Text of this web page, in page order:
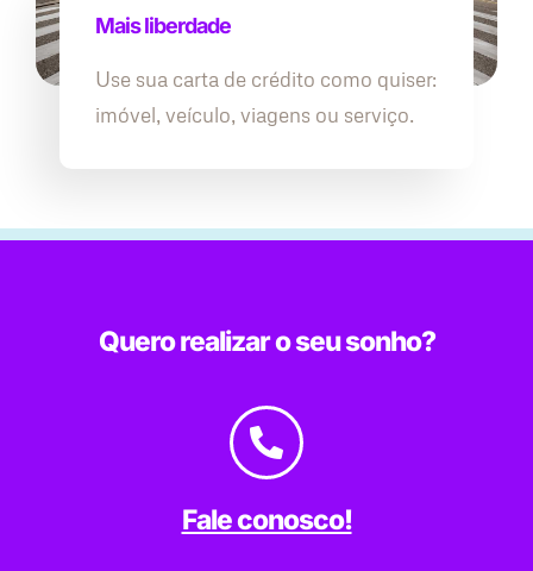
Mais liberdade
Use sua carta de crédito como quiser:
imóvel, veículo, viagens ou serviço.
Quero realizar o seu sonho?
Fale conosco!